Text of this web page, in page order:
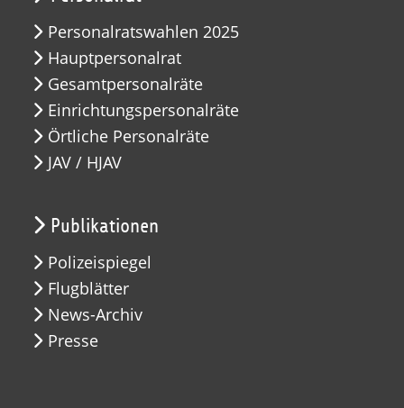
Personalratswahlen 2025
Hauptpersonalrat
Gesamtpersonalräte
Einrichtungspersonalräte
Örtliche Personalräte
JAV / HJAV
Publikationen
Polizeispiegel
Flugblätter
News-Archiv
Presse